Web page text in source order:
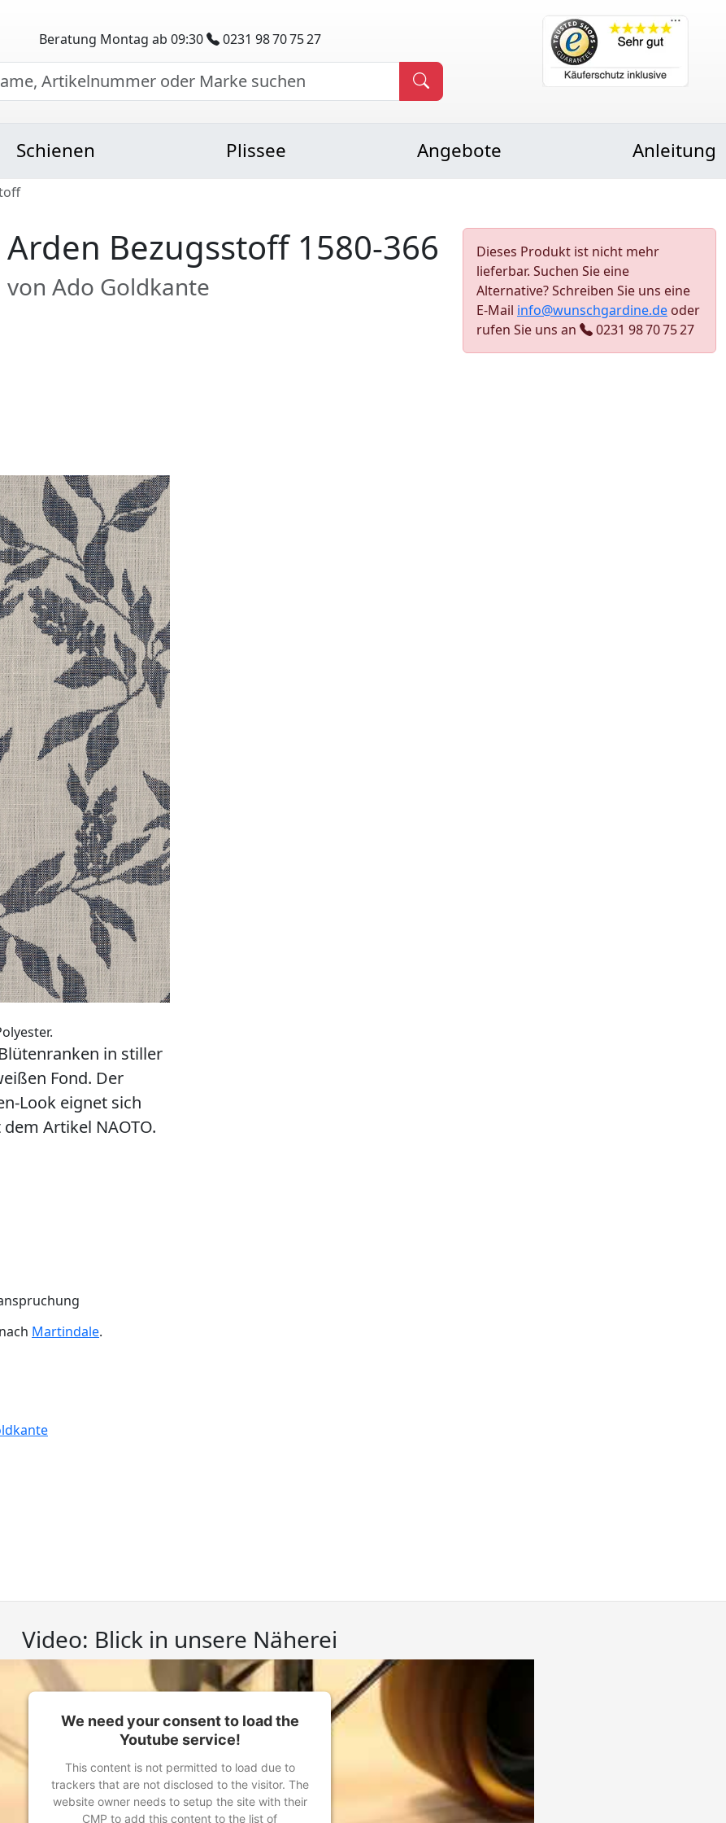
Beratung Montag ab 09:30 0231 98 70 75 27
Schienen Plissee Angebote Anleitung
Arden Bezugsstoff 1580-366
von Ado Goldkante
Dieses Produkt ist nicht mehr
lieferbar. Suchen Sie eine
Alternative? Schreiben Sie uns eine
E-Mail info@wunschgardine.de oder
rufen Sie uns an
0231 98 70 75 27
in stiller
Fond. Der
Look eignet sich
Artikel NAOTO.
Martindale.
Video: Blick in unsere Näherei
We need your consent to load the
Youtube service!
This content is not permitted to load due to
trackers that are not disclosed to the visitor. The
website owner needs to setup the site with their
CMP to add this content to the list of